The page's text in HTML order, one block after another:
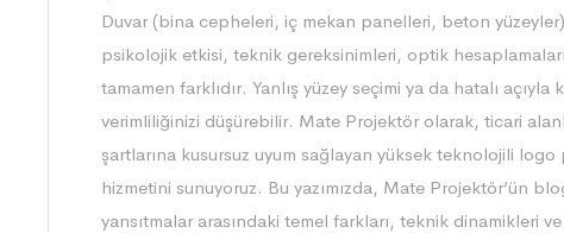
Duvar (bina cepheleri, iç mekan panelleri, beton
psikolojik etkisi, teknik gereksinimleri, optik
tamamen farklıdır. Yanlış yüzey seçimi ya da hatalı açıyla
verimliliğinizi düşürebilir. Mate Projektör olarak, ticari
şartlarına kusursuz uyum sağlayan yüksek teknolojili logo
hizmetini sunuyoruz. Bu yazımızda, Mate Projektör’ün
yansıtmalar arasındaki temel farkları, teknik dinamikleri